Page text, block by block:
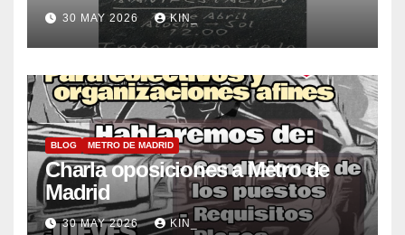
30 MAY 2026 KIN_
BLOG METRO DE MADRID
Charla oposiciones a Metro de
Madrid
30 MAY 2026 KIN_